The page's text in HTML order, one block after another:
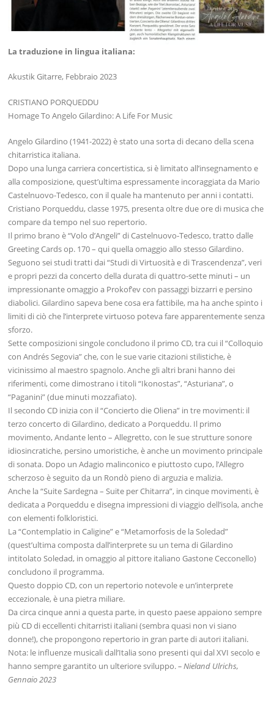
La traduzione in lingua italiana:
Akustik Gitarre, Febbraio 2023
CRISTIANO PORQUEDDU
Homage To Angelo Gilardino: A Life For Music
Angelo Gilardino (1941-2022) è stato una sorta di decano della scena
chitarristica italiana.
Dopo una lunga carriera concertistica, si è limitato all’insegnamento e
alla composizione, quest’ultima espressamente incoraggiata da Mario
Castelnuovo-Tedesco, con il quale ha mantenuto per anni i contatti.
Cristiano Porqueddu, classe 1975, presenta oltre due ore di musica che
compare da tempo nel suo repertorio.
Il primo brano è “Volo d’Angeli” di Castelnuovo-Tedesco, tratto dalle
Greeting Cards op. 170 – qui quella omaggio allo stesso Gilardino.
Seguono sei studi tratti dai “Studi di Virtuosità e di Trascendenza”, veri
e propri pezzi da concerto della durata di quattro-sette minuti – un
impressionante omaggio a Prokof’ev con passaggi bizzarri e persino
diabolici. Gilardino sapeva bene cosa era fattibile, ma ha anche spinto i
limiti di ciò che l’interprete virtuoso poteva fare apparentemente senza
sforzo.
Sette composizioni singole concludono il primo CD, tra cui il “Colloquio
con Andrés Segovia” che, con le sue varie citazioni stilistiche, è
vicinissimo al maestro spagnolo. Anche gli altri brani hanno dei
riferimenti, come dimostrano i titoli “Ikonostas”, “Asturiana”, o
“Paganini” (due minuti mozzafiato).
Il secondo CD inizia con il “Concierto die Oliena” in tre movimenti: il
terzo concerto di Gilardino, dedicato a Porqueddu. Il primo
movimento, Andante lento – Allegretto, con le sue strutture sonore
idiosincratiche, persino umoristiche, è anche un movimento principale
di sonata. Dopo un Adagio malinconico e piuttosto cupo, l’Allegro
scherzoso è seguito da un Rondò pieno di arguzia e malizia.
Anche la “Suite Sardegna – Suite per Chitarra”, in cinque movimenti, è
dedicata a Porqueddu e disegna impressioni di viaggio dell’isola, anche
con elementi folkloristici.
La “Contemplatio in Caligine” e “Metamorfosis de la Soledad”
(quest’ultima composta dall’interprete su un tema di Gilardino
intitolato Soledad, in omaggio al pittore italiano Gastone Cecconello)
concludono il programma.
Questo doppio CD, con un repertorio notevole e un’interprete
eccezionale, è una pietra miliare.
Da circa cinque anni a questa parte, in questo paese appaiono sempre
più CD di eccellenti chitarristi italiani (sembra quasi non vi siano
donne!), che propongono repertorio in gran parte di autori italiani.
Nota: le influenze musicali dall’Italia sono presenti qui dal XVI secolo e
hanno sempre garantito un ulteriore sviluppo.– Nieland Ulrichs,
Gennaio 2023